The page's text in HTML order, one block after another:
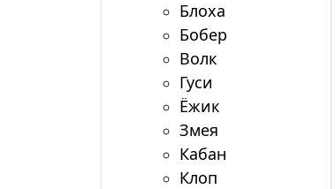
Блоха
Бобер
Волк
Гуси
Ёжик
Змея
Кабан
Клоп